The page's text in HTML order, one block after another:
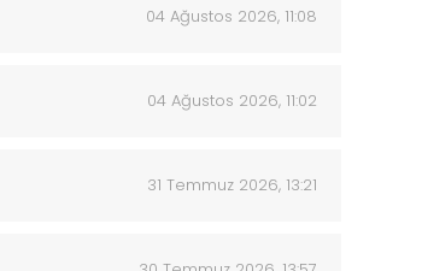
04 Ağustos 2026, 11:08
04 Ağustos 2026, 11:02
31 Temmuz 2026, 13:21